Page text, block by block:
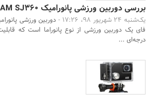
بررسی دوربین ورزشی پانورامیک SJCAM SJ360 وای فای
یک‌شنبه 24 شهریور 98، 17:26 -
درجه‌ای ...